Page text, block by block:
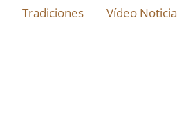
Tradiciones
Vídeo Noticia